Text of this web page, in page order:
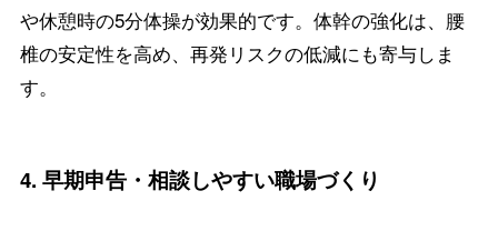
や休憩時の5分体操が効果的です。体幹の強化は、腰
椎の安定性を高め、再発リスクの低減にも寄与しま
す。
4. 早期申告・相談しやすい職場づくり